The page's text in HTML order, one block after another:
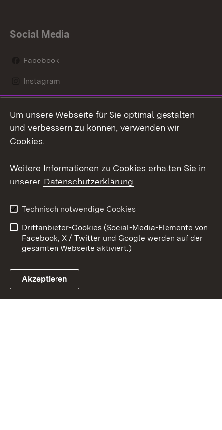
Social Media
Facebook
Instagram
Mastodon
Youtube
Link zum Landesportal
Kontakt
Datenschutz
Barrierefreiheit
Impressum Cookies
Um unsere Webseite für Sie optimal gestalten
und verbessern zu können, verwenden wir
Cookies.
Weitere Informationen zu Cookies erhalten Sie in
unserer Datenschutzerklärung.
Technisch notwendige Cookies
Drittanbieter-Cookies (Social-Media-Elemente von
Facebook, X / Twitter und Google werden auf der
gesamten Webseite aktiviert.)
Akzeptieren